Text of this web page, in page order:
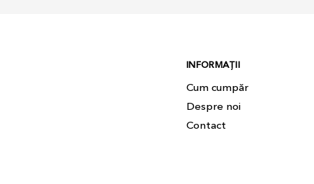
INFORMAȚII
Cum cumpăr
Despre noi
Contact